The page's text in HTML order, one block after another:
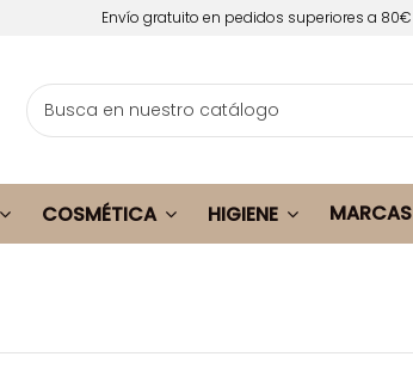
Envío gratuito en pedidos superiores a 80€
COSMÉTICA HIGIENE MARCAS